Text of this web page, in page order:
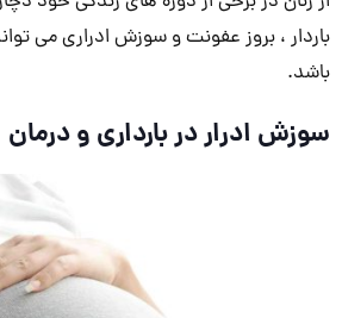
باشد.
سوزش ادرار در بارداری و درمان